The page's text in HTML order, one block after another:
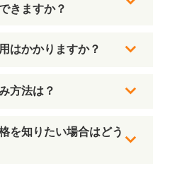
きますか？
はかかりますか？
方法は？
を知りたい場合はどう